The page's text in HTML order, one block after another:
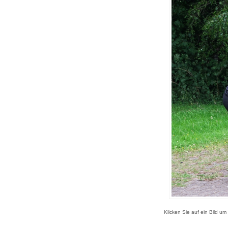
Klicken Sie auf ein Bild